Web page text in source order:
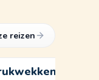
reizen